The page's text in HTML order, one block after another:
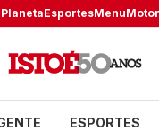
PlanetaEsportesMenu
ESPORTES